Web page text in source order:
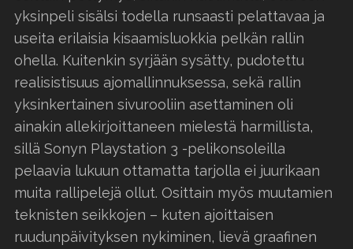
yksinpeli sisälsi todella runsaasti pelattavaa ja
useita erilaisia kisaamisluokkia pelkän rallin
ohella. Kuitenkin syrjään sysätty, pudotettu
realisistisuus ajomallinnuksessa, sekä rallin
yksinkertainen sivurooliin asettaminen oli
ainakin allekirjoittaneen mielestä harmillista,
sillä Sonyn Playstation 3 -pelikonsoleilla
pelaavia lukuun ottamatta tarjolla ei juurikaan
muita rallipelejä ollut. Osittain myös muutamien
teknisten seikkojen – kuten ajoittaisen
ruudunpäivityksen nykiminen, lievä graafinen